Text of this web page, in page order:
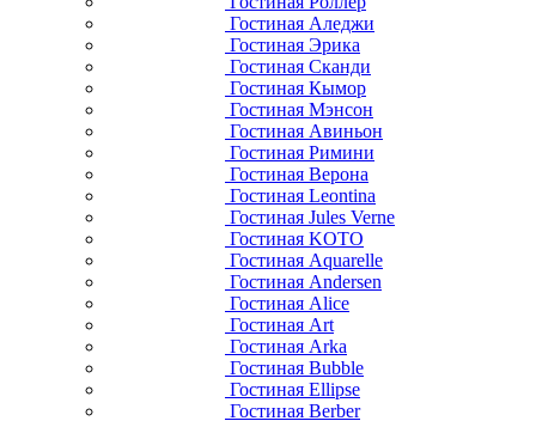
Гостиная Аледжи
Гостиная Эрика
Гостиная Сканди
Гостиная Кымор
Гостиная Мэнсон
Гостиная Авиньон
Гостиная Римини
Гостиная Верона
Гостиная Leontina
Гостиная Jules Verne
Гостиная KOTO
Гостиная Aquarelle
Гостиная Andersen
Гостиная Alice
Гостиная Art
Гостиная Arka
Гостиная Bubble
Гостиная Ellipse
Гостиная Berber